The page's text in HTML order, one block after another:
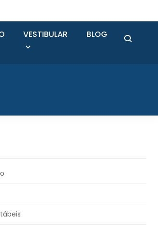
VESTIBULAR BLOG